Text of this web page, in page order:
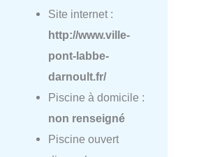
Site internet :
http://www.ville-
pont-labbe-
darnoult.fr/
Piscine à domicile :
non renseigné
Piscine ouvert